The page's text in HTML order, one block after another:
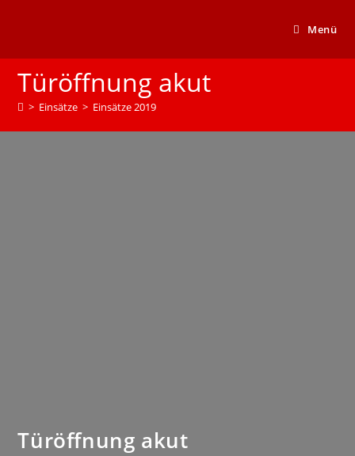
Menü
Türöffnung akut
> Einsätze > Einsätze 2019
Türöffnung akut